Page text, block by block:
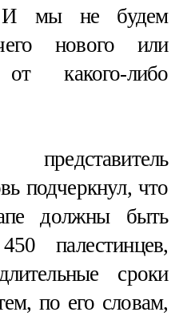
И мы не будем
нового или
от какого-либо
подчеркнул, что
должны быть
палестинцев,
сроки
по его словам,